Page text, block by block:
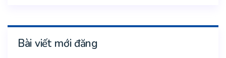
Bài viết mới đăng